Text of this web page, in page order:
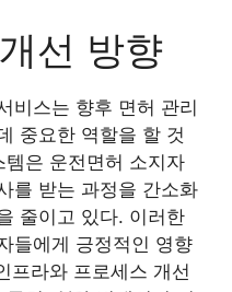
선 방향
비스는 향후 면허 관리
중요한 역할을 할 것
은 운전면허 소지자
를 받는 과정을 간소화
줄이고 있다. 이러한
들에게 긍정적인 영향
프라와 프로세스 개선